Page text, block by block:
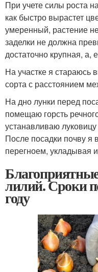
При учете силы роста
как быстро вырастет
умеренный, растение
заделки не должна
достаточно крупная, а,
На участке я стараюсь
сорта с расстоянием
На дно лунки перед
помещаю горсть
устанавливаю
После посадки почву я
перегноем, укладывая
лилий. Сроки
году